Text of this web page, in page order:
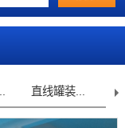
不锈钢桶...